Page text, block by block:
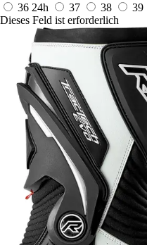
36 24h 37 38 39
Dieses Feld ist erforderlich